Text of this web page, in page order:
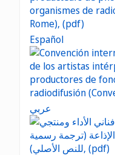
Español
عربي